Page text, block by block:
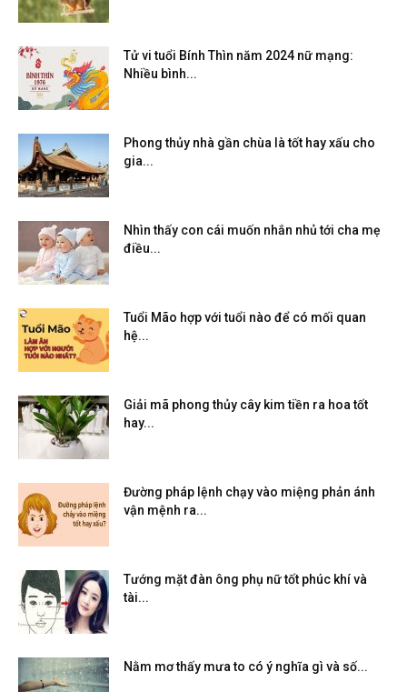
Tử vi tuổi Bính Thìn năm 2024 nữ mạng:
Nhiều bình...
Phong thủy nhà gần chùa là tốt hay xấu cho
gia...
Nhìn thấy con cái muốn nhắn nhủ tới cha mẹ
điều...
Tuổi Mão hợp với tuổi nào để có mối quan
hệ...
Giải mã phong thủy cây kim tiền ra hoa tốt
hay...
Đường pháp lệnh chạy vào miệng phản ánh
vận mệnh ra...
Tướng mặt đàn ông phụ nữ tốt phúc khí và
tài...
Nằm mơ thấy mưa to có ý nghĩa gì và số...